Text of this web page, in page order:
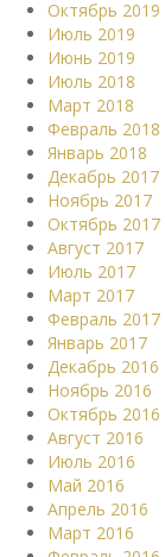
Октябрь 2019
Июль 2019
Июнь 2019
Июль 2018
Март 2018
Февраль 2018
Январь 2018
Декабрь 2017
Ноябрь 2017
Октябрь 2017
Август 2017
Июль 2017
Март 2017
Февраль 2017
Январь 2017
Декабрь 2016
Ноябрь 2016
Октябрь 2016
Август 2016
Июль 2016
Май 2016
Апрель 2016
Март 2016